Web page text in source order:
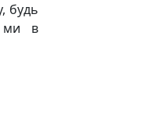
будь
ми в